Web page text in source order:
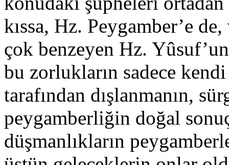
kıssa, Hz. Peygamber’e
çok benzeyen Hz.
bu zorlukların sadece
tarafından dışlanmanın,
peygamberliğin doğal
düşmanlıkların